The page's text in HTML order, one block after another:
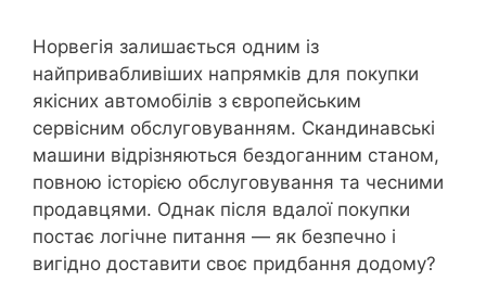
Норвегія залишається одним із
найпривабливіших напрямків для покупки
якісних автомобілів з європейським
сервісним обслуговуванням. Скандинавські
машини відрізняються бездоганним станом,
повною історією обслуговування та чесними
продавцями. Однак після вдалої покупки
постає логічне питання — як безпечно і
вигідно доставити своє придбання додому?